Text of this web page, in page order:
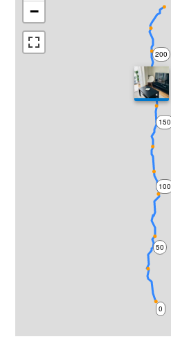
0
50
100
150
200
−